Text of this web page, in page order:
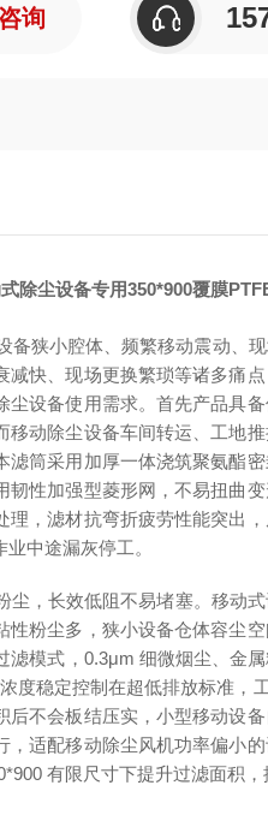
询
除尘设备专用350*900覆膜
备狭小腔体、频繁移动震动、
快、现场更换繁琐等诸多痛
设备使用需求。首先产品具
动除尘设备车间转运、工地
筒采用加厚一体浇筑聚氨酯
性加强型菱形网，不易扭曲
，滤材抗弯折疲劳性能突出
中途漏灰停工。
，长效低阻不易堵塞。移动
粉尘多，狭小设备仓体容尘
模式，0.3μm 细微烟尘、金
度稳定控制在超低排放标准，
不会板结压实，小型移动设
适配移动除尘风机功率偏小
有限尺寸下提升过滤面积